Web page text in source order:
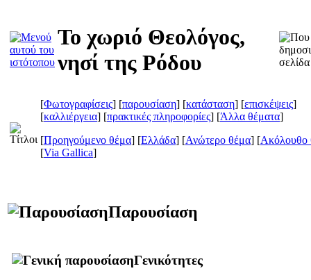
Το χωριό Θεολόγος,
νησί της Ρόδου
[Φωτογραφίσεις] [παρουσίαση] [κατάσταση] [επισκέψεις]
[καλλιέργεια] [πρακτικές πληροφορίες] [Άλλα θέματα]
[Προηγούμενο θέμα] [Ελλάδα] [Ανώτερο θέμα] [Ακόλουθο
[Via Gallica]
Παρουσίαση
Γενικότητες